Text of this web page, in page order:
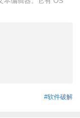
#软件破解